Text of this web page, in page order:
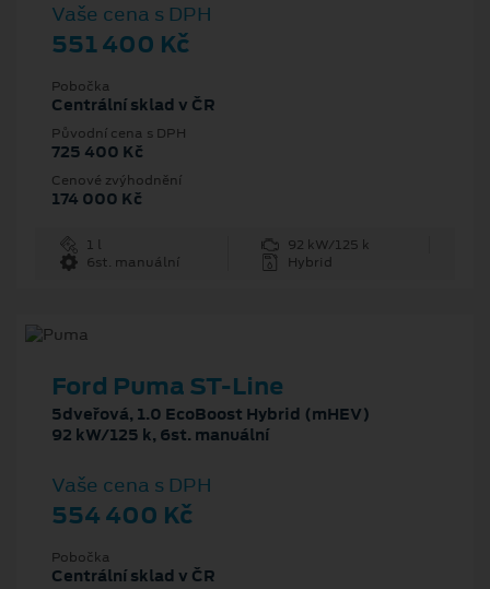
Vaše cena s DPH
551 400 Kč
Pobočka
Centrální sklad v ČR
Původní cena s DPH
725 400 Kč
Cenové zvýhodnění
174 000 Kč
1 l
92 kW/125 k
6st. manuální
Hybrid
Ford Puma ST-Line
5dveřová, 1.0 EcoBoost Hybrid (mHEV)
92 kW/125 k, 6st. manuální
Vaše cena s DPH
554 400 Kč
Pobočka
Centrální sklad v ČR